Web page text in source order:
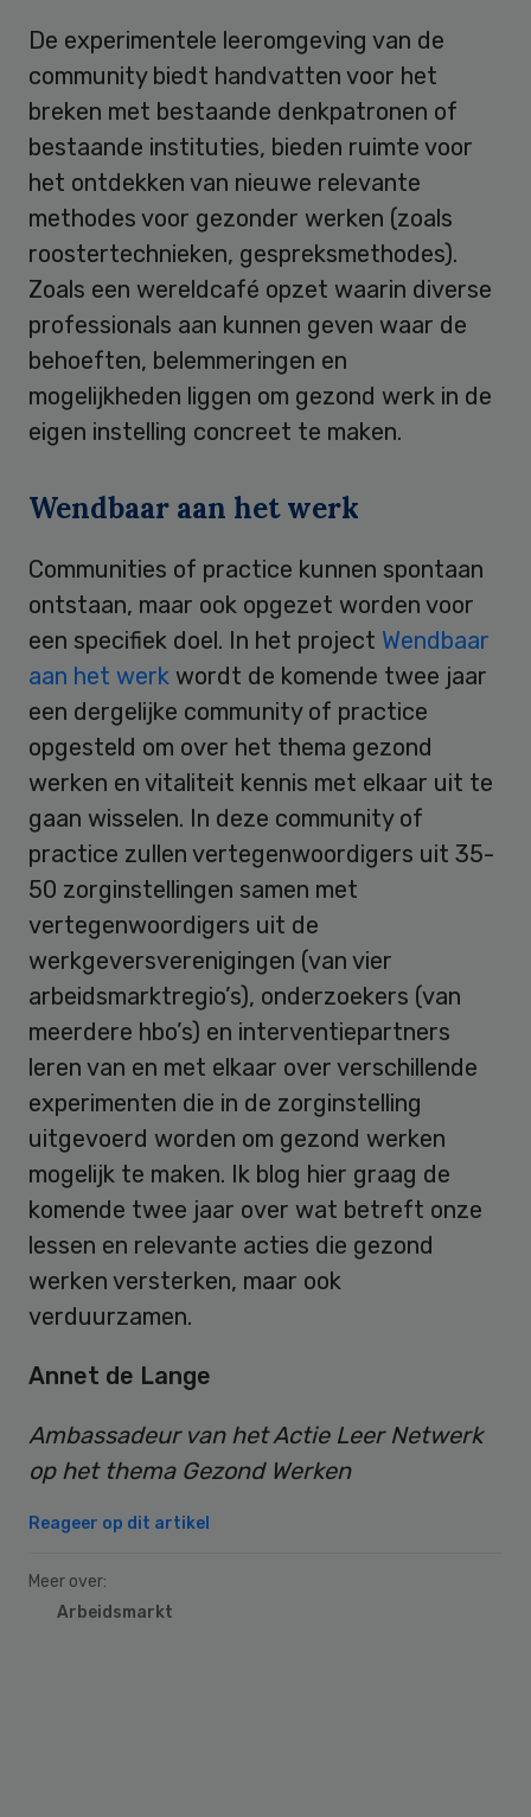
De experimentele leeromgeving van de
community biedt handvatten voor het
breken met bestaande denkpatronen of
bestaande instituties, bieden ruimte voor
het ontdekken van nieuwe relevante
methodes voor gezonder werken (zoals
roostertechnieken, gespreksmethodes).
Zoals een wereldcafé opzet waarin diverse
professionals aan kunnen geven waar de
behoeften, belemmeringen en
mogelijkheden liggen om gezond werk in de
eigen instelling concreet te maken.
Wendbaar aan het werk
Communities of practice kunnen spontaan
ontstaan, maar ook opgezet worden voor
een specifiek doel. In het project Wendbaar
aan het werk wordt de komende twee jaar
een dergelijke community of practice
opgesteld om over het thema gezond
werken en vitaliteit kennis met elkaar uit te
gaan wisselen. In deze community of
practice zullen vertegenwoordigers uit 35-
50 zorginstellingen samen met
vertegenwoordigers uit de
werkgeversverenigingen (van vier
arbeidsmarktregio’s), onderzoekers (van
meerdere hbo’s) en interventiepartners
leren van en met elkaar over verschillende
experimenten die in de zorginstelling
uitgevoerd worden om gezond werken
mogelijk te maken. Ik blog hier graag de
komende twee jaar over wat betreft onze
lessen en relevante acties die gezond
werken versterken, maar ook
verduurzamen.
Annet de Lange
Ambassadeur van het Actie Leer Netwerk
op het thema Gezond Werken
Reageer op dit artikel
Meer over:
Arbeidsmarkt